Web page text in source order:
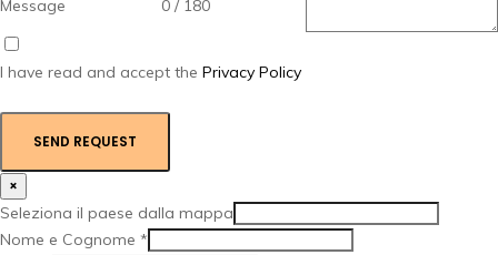
Message
0 / 180
I have read and accept the Privacy Policy
SEND REQUEST
×
Seleziona il paese dalla mappa
Nome e Cognome *